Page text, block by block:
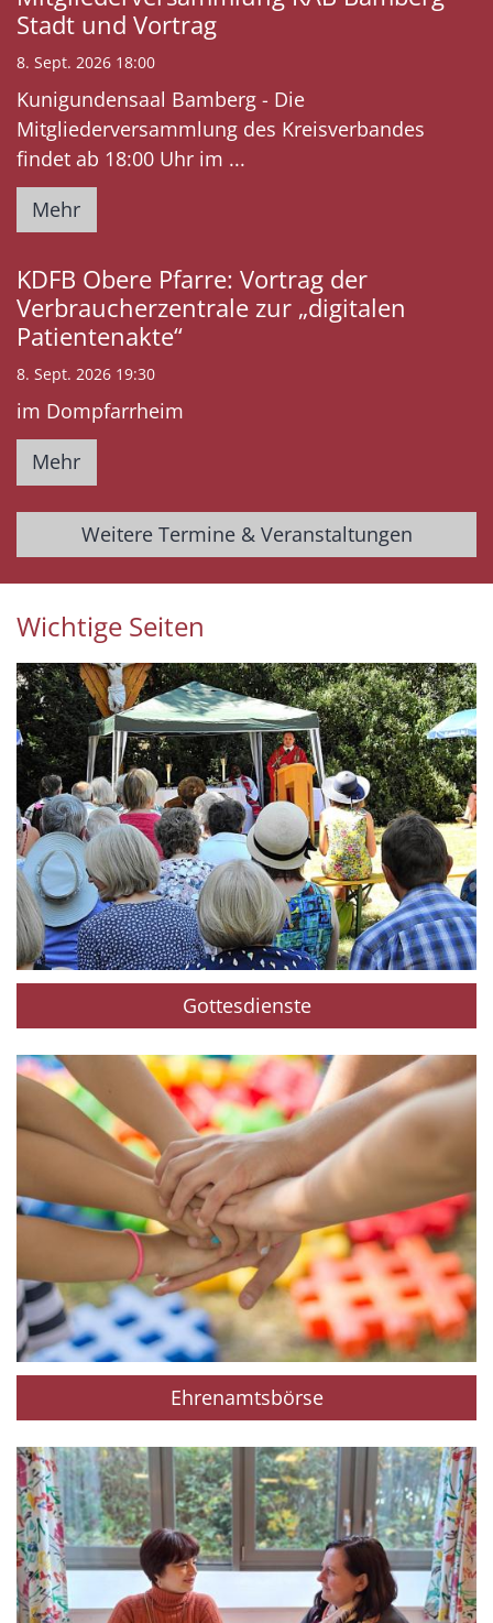
Stadt und Vortrag
8. Sept. 2026 18:00
Kunigundensaal Bamberg - Die
Mitgliederversammlung des Kreisverbandes
findet ab 18:00 Uhr im ...
Mehr
KDFB Obere Pfarre: Vortrag der
Verbraucherzentrale zur „digitalen
Patientenakte“
8. Sept. 2026 19:30
im Dompfarrheim
Mehr
Weitere Termine & Veranstaltungen
Wichtige Seiten
Gottesdienste
Ehrenamtsbörse